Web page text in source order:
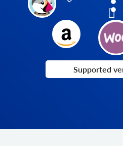
Supported